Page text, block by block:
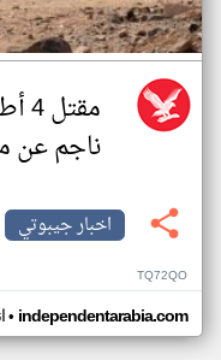
ناجم عن
اخبار جيبوتي
TQ72QO
• independentarabia.com